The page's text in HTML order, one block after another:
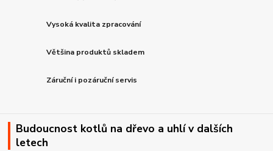
Vysoká kvalita zpracování
Většina produktů skladem
Záruční i pozáruční servis
Budoucnost kotlů na dřevo a uhlí v dalších
letech